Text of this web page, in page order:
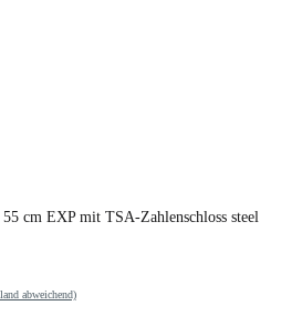
cm EXP mit TSA-Zahlenschloss steel
abweichend)